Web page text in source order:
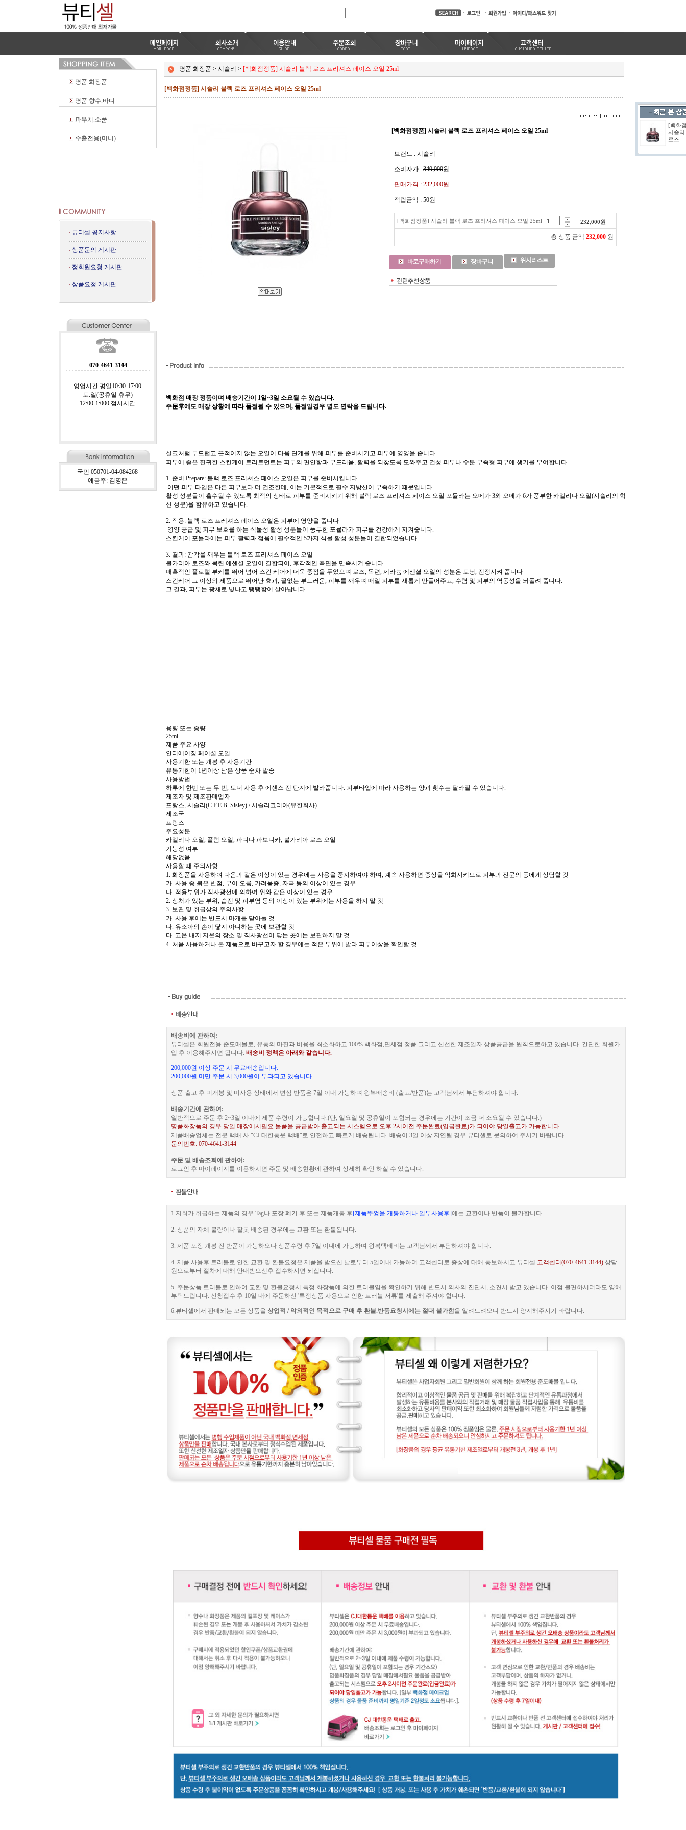
명품 화장품
명품 향수.바디
파우치.소품
수출전용(미니)
뷰티셀 공지사항
상품문의 게시판
정회원요청 게시판
상품요청 게시판
070-4641-3144
영업시간 평일10:30-17:00
토.일(공휴일 휴무)
12:00-1:000 점시시간
국민 050701-04-084268
예금주: 김명은
명품 화장품 > 시슬리 > [백화점정품] 시슬리 블랙 로즈 프리셔스 페이스 오일 25ml
[백화점정품] 시슬리 블랙 로즈 프리셔스 페이스 오일 25ml
[백화점정품] 시슬리 블랙 로즈 프리셔스 페이스 오일 25ml
브랜드 : 시슬리
소비자가 : 340,000원
판매가격 : 232,000원
적립금액 : 50원
[백화점정품] 시슬리 블랙 로즈 프리셔스 페이스 오일 25ml 232,000원
총 상품 금액 232,000 원
백화점 매장 정품이며 배송기간이 1일~3일 소요될 수 있습니다.
주문후에도 매장 상황에 따라 품절될 수 있으며, 품절일경우 별도 연락을 드립니다.
실크처럼 부드럽고 끈적이지 않는 오일이 다음 단계를 위해 피부를 준비시키고 피부에 영양을 줍니다.
피부에 좋은 진귀한 스킨케어 트리트먼트는 피부의 편안함과 부드러움, 활력을 되찾도록 도와주고 건성 피부나 수분 부족형 피부에 생기를 부여합니다.
1. 준비 Prepare: 블랙 로즈 프리셔스 페이스 오일은 피부를 준비시킵니다
어떤 피부 타입은 다른 피부보다 더 건조한데, 이는 기본적으로 필수 지방산이 부족하기 때문입니다.
활성 성분들이 흡수될 수 있도록 최적의 상태로 피부를 준비시키기 위해 블랙 로즈 프리셔스 페이스 오일 포뮬라는 오메가 3와 오메가 6가 풍부한 카멜리나 오일(시슬리의 혁
신 성분)을 함유하고 있습니다.
2. 작용: 블랙 로즈 프레셔스 페이스 오일은 피부에 영양을 줍니다
영양 공급 및 피부 보호를 하는 식물성 활성 성분들이 풍부한 포뮬라가 피부를 건강하게 지켜줍니다.
스킨케어 포뮬라에는 피부 활력과 젊음에 필수적인 5가지 식물 활성 성분들이 결합되었습니다.
3. 결과: 감각을 깨우는 블랙 로즈 프리셔스 페이스 오일
불가리아 로즈와 목련 에센셜 오일이 결합되어, 후각적인 측면을 만족시켜 줍니다.
매혹적인 플로럴 부케를 뛰어 넘어 스킨 케어에 더욱 중점을 두었으며 로즈, 목련, 제라늄 에센셜 오일의 성분은 토닝, 진정시켜 줍니다
스킨케어 그 이상의 제품으로 뛰어난 효과, 끝없는 부드러움, 피부를 깨우며 매일 피부를 새롭게 만들어주고, 수렴 및 피부의 역동성을 되돌려 줍니다.
그 결과, 피부는 광채로 빛나고 탱탱함이 살아납니다.
용량 또는 중량
25ml
제품 주요 사양
안티에이징 페이셜 오일
사용기한 또는 개봉 후 사용기간
유통기한이 1년이상 남은 상품 순차 발송
사용방법
하루에 한번 또는 두 번, 토너 사용 후 에센스 전 단계에 발라줍니다. 피부타입에 따라 사용하는 양과 횟수는 달라질 수 있습니다.
제조자 및 제조판매업자
프랑스, 시슬리(C.F.E.B. Sisley) / 시슬리코리아(유한회사)
제조국
프랑스
주요성분
카멜리나 오일, 플럼 오일, 파디나 파보니카, 불가리아 로즈 오일
기능성 여부
해당없음
사용할 때 주의사항
1. 화장품을 사용하여 다음과 같은 이상이 있는 경우에는 사용을 중지하여야 하며, 계속 사용하면 증상을 악화시키므로 피부과 전문의 등에게 상담할 것
가. 사용 중 붉은 반점, 부어 오름, 가려움증, 자극 등의 이상이 있는 경우
나. 적용부위가 직사광선에 의하여 위와 같은 이상이 있는 경우
2. 상처가 있는 부위, 습진 및 피부염 등의 이상이 있는 부위에는 사용을 하지 말 것
3. 보관 및 취급상의 주의사항
가. 사용 후에는 반드시 마개를 닫아둘 것
나. 유소아의 손이 닿지 아니하는 곳에 보관할 것
다. 고온 내지 저온의 장소 및 직사광선이 닿는 곳에는 보관하지 말 것
4. 처음 사용하거나 본 제품으로 바꾸고자 할 경우에는 적은 부위에 발라 피부이상을 확인할 것
배송비에 관하여:
뷰티셀은 회원전용 준도매몰로, 유통의 마진과 비용을 최소화하고 100% 백화점,면세점 정품 그리고 신선한 제조일자 상품공급을 원칙으로하고 있습니다. 간단한 회원가
입 후 이용해주시면 됩니다. 배송비 정책은 아래와 같습니다.
200,000원 이상 주문 시 무료배송입니다.
200,000원 미만 주문 시 3,000원이 부과되고 있습니다.
상품 출고 후 미개봉 및 미사용 상태에서 변심 반품은 7일 이내 가능하며 왕복배송비 (출고/반품)는 고객님께서 부담하셔야 합니다.
배송기간에 관하여:
일반적으로 주문 후 2~3일 이내에 제품 수령이 가능합니다.(단, 일요일 및 공휴일이 포함되는 경우에는 기간이 조금 더 소요될 수 있습니다.)
명품화장품의 경우 당일 매장에서필요 물품을 공급받아 출고되는 시스템으로 오후 2시이전 주문완료(입금완료)가 되어야 당일출고가 가능합니다.
제품배송업체는 전분 택배 사 "CJ 대한통운 택배"로 안전하고 빠르게 배송됩니다. 배송이 3일 이상 지연될 경우 뷰티셀로 문의하여 주시기 바랍니다.
문의번호: 070-4641-3144
주문 및 배송조회에 관하여:
로그인 후 마이페이지를 이용하시면 주문 및 배송현황에 관하여 상세히 확인 하실 수 있습니다.
1.저희가 취급하는 제품의 경우 Tag나 포장 폐기 후 또는 제품개봉 후[제품뚜껑을 개봉하거나 일부사용후]에는 교환이나 반품이 불가합니다.
2. 상품의 자체 불량이나 잘못 배송된 경우에는 교환 또는 환불됩니다.
3. 제품 포장 개봉 전 반품이 가능하오나 상품수령 후 7일 이내에 가능하며 왕복택배비는 고객님께서 부담하셔야 합니다.
4. 제품 사용후 트러블로 인한 교환 및 환불요청은 제품을 받으신 날로부터 5일이내 가능하며 고객센터로 증상에 대해 통보하시고 뷰티셀 고객센터(070-4641-3144)상담
원으로부터 절차에 대해 안내받으신후 접수하시면 되십니다.
5. 주문상품 트러블로 인하여 교환 및 환불요청시 특정 화장품에 의한 트러블임을 확인하기 위해 반드시 의사의 진단서, 소견서 받고 있습니다. 이점 불편하시더라도 양해
부탁드립니다. 신청접수 후 10일 내에 주문하신 '특정상품 사용으로 인한 트러블 서류'를 제출해 주셔야 합니다.
6.뷰티셀에서 판매되는 모든 상품을 상업적 / 악의적인 목적으로 구매 후 환불.반품요청시에는 절대 불가함을 알려드려오니 반드시 양지해주시기 바랍니다.
[백화
시슬리
로즈..